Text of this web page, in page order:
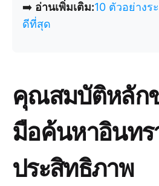
➡️ อ่านเพิ่มเติม:10 ตัวอย่างร
ดีที่สุด
คุณสมบัติหลักข
มือค้นหาอินทร
ประสิทธิภาพ